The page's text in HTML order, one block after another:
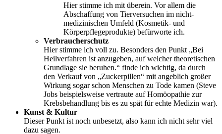
Hier stimme ich mit überein. Vor allem die
Abschaffung von Tierversuchen im nicht-
medizinischen Umfeld (Kosmetik- und
Körperpflegeprodukte) befürworte ich.
Verbraucherschutz
Hier stimme ich voll zu. Besonders den Punkt „Bei
Heilverfahren ist anzugeben, auf welcher theoretischen
Grundlage sie beruhen.“ finde ich wichtig, da durch
den Verkauf von „Zuckerpillen“ mit angeblich großer
Wirkung sogar schon Menschen zu Tode kamen (Steve
Jobs beispielsweise vertraute auf Homöopathie zur
Krebsbehandlung bis es zu spät für echte Medizin war).
Kunst & Kultur
Dieser Punkt ist noch unbesetzt, also kann ich nicht sehr viel
dazu sagen.